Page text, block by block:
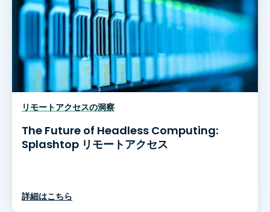
リモートアクセスの洞察
The Future of Headless Computing:
Splashtop リモートアクセス
詳細はこちら